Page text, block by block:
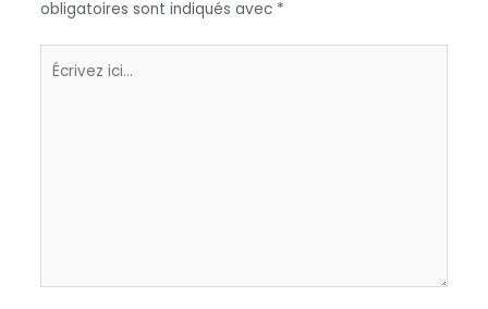
obligatoires sont indiqués avec *
Écrivez